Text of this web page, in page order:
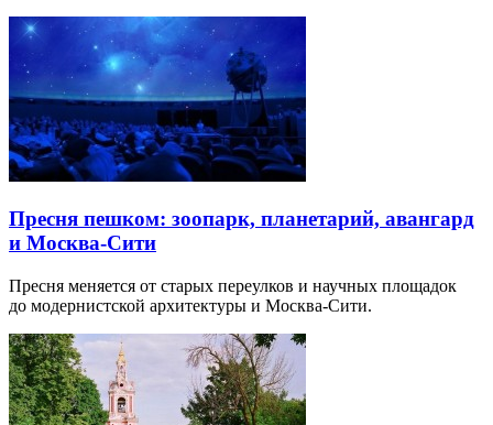
Пресня пешком: зоопарк, планетарий, авангард
и Москва-Сити
Пресня меняется от старых переулков и научных площадок
до модернистской архитектуры и Москва-Сити.